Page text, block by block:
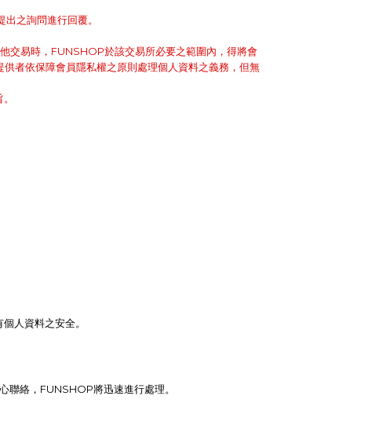
之詢問進行回覆。
交易時，FUNSHOP於該交易所必要之範圍內，得將會
者依保障會員隱私權之原則處理個人資料之義務，但無
人資料之安全。
聯絡，FUNSHOP將迅速進行處理。